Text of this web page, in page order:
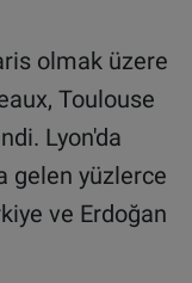
olmak üzere
Toulouse
Lyon'da
gelen yüzlerce
ve Erdoğan